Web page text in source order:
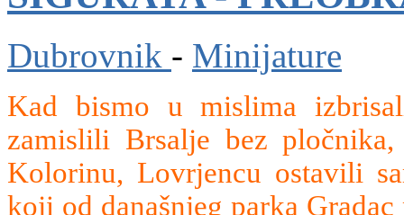
Dubrovnik - Minijature
Kad bismo u mislima
zamislili Brsalje bez
Kolorinu, Lovrjencu ostavili
koji od današnjeg parka